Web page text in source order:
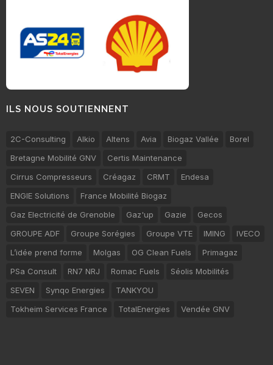
ILS NOUS SOUTIENNENT
2C-Consulting Alkio Altens Avia Biogaz Vallée
Borel
Bretagne Mobilité GNV
Certis Maintenance
Cirrus Compresseurs
Créagaz CRMT
Endesa
ENGIE Solutions
France Mobilité Biogaz
Gaz Electricité de Grenoble
Gaz'up Gazie
Gecos
GROUPE ADF
Groupe Sorégies Groupe VTE IMING
IVECO
L’idée prend forme
Molgas OG Clean Fuels
Primagaz
PSa Consult
RN7 NRJ Romac Fuels
Séolis Mobilités
SEVEN
Synqo Energies
TANKYOU
Tokheim Services France
TotalEnergies Vendée GNV